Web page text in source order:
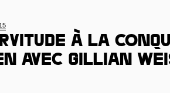
à la
avec Gillian